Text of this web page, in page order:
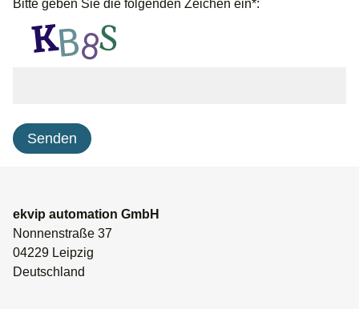
Bitte geben Sie die folgenden Zeichen ein*:
ekvip automation GmbH
Nonnenstraße 37
04229 Leipzig
Deutschland